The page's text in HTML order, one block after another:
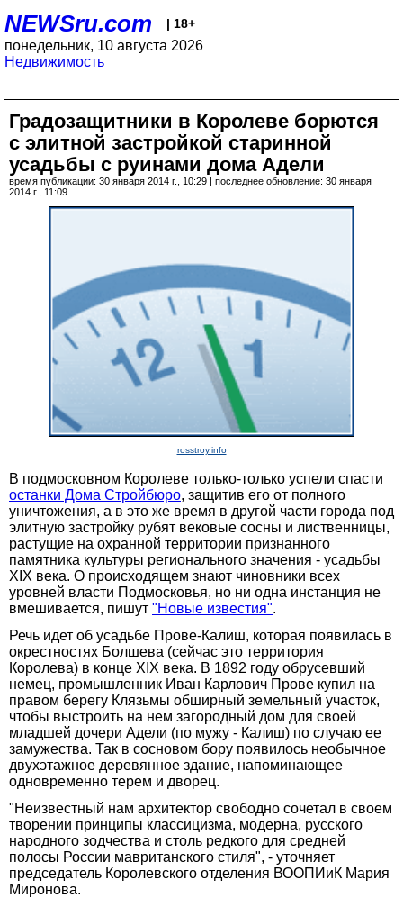
NEWSru.com | 18+
понедельник, 10 августа 2026
Недвижимость
Градозащитники в Королеве борются
с элитной застройкой старинной
усадьбы с руинами дома Адели
время публикации: 30 января 2014 г., 10:29 | последнее обновление: 30 января
2014 г., 11:09
rosstroy.info
В подмосковном Королеве только-только успели спасти
останки Дома Стройбюро, защитив его от полного
уничтожения, а в это же время в другой части города под
элитную застройку рубят вековые сосны и лиственницы,
растущие на охранной территории признанного
памятника культуры регионального значения - усадьбы
XIX века. О происходящем знают чиновники всех
уровней власти Подмосковья, но ни одна инстанция не
вмешивается, пишут "Новые известия".
Речь идет об усадьбе Прове-Калиш, которая появилась в
окрестностях Болшева (сейчас это территория
Королева) в конце XIX века. В 1892 году обрусевший
немец, промышленник Иван Карлович Прове купил на
правом берегу Клязьмы обширный земельный участок,
чтобы выстроить на нем загородный дом для своей
младшей дочери Адели (по мужу - Калиш) по случаю ее
замужества. Так в сосновом бору появилось необычное
двухэтажное деревянное здание, напоминающее
одновременно терем и дворец.
"Неизвестный нам архитектор свободно сочетал в своем
творении принципы классицизма, модерна, русского
народного зодчества и столь редкого для средней
полосы России мавританского стиля", - уточняет
председатель Королевского отделения ВООПИиК Мария
Миронова.